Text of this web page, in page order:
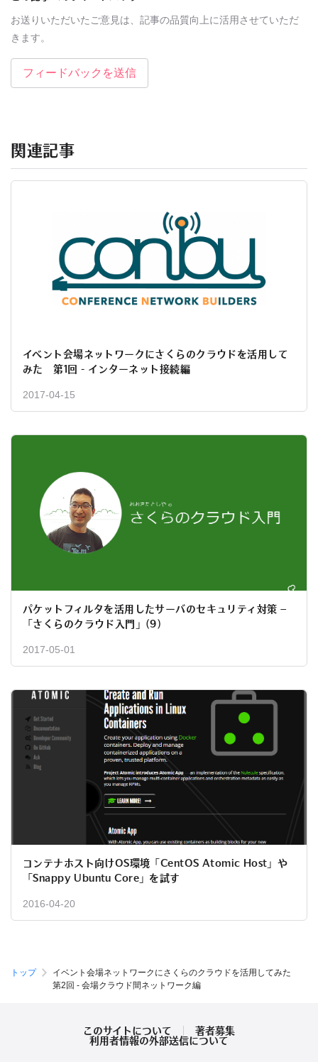
お送りいただいたご意見は、記事の品質向上に活用させていただ
きます。
フィードバックを送信
関連記事
イベント会場ネットワークにさくらのクラウドを活用して
みた 第1回 - インターネット接続編
2017-04-15
パケットフィルタを活用したサーバのセキュリティ対策 –
「さくらのクラウド入門」(9)
2017-05-01
コンテナホスト向けOS環境「CentOS Atomic Host」や
「Snappy Ubuntu Core」を試す
2016-04-20
トップ
イベント会場ネットワークにさくらのクラウドを活用してみた
第2回 - 会場クラウド間ネットワーク編
このサイトについて
著者募集
利用者情報の外部送信について